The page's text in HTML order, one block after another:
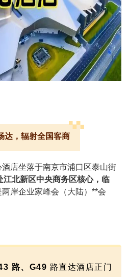
达，辐射全国客商
店坐落于南京市浦口区泰山街
江北新区中央商务区核心，临
两岸企业家峰会（大陆）**会
路、G49 路直达酒店正门